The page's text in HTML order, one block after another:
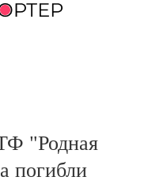
"Родная
погибли